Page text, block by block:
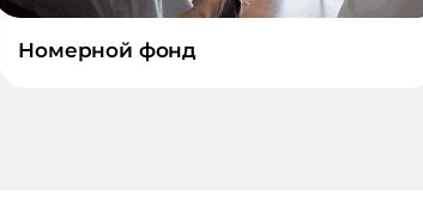
Номерной фонд